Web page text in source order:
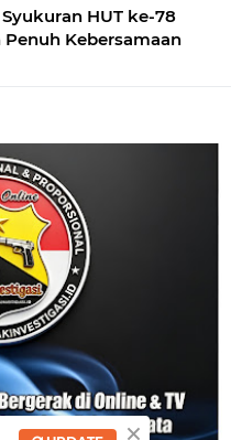
HUT ke-78
Kebersamaan